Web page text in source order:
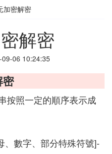
加密解密
解密
06 10:24:35
密
按照一定的順序表示成
、數字、部分特殊符號]-